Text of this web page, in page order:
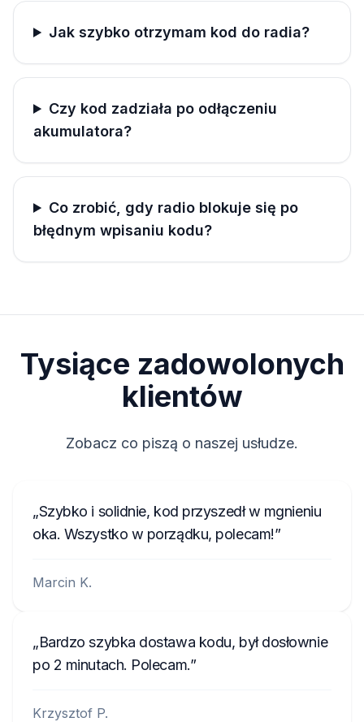
Jak szybko otrzymam kod do radia?
Czy kod zadziała po odłączeniu
akumulatora?
Co zrobić, gdy radio blokuje się po
błędnym wpisaniu kodu?
Tysiące zadowolonych
klientów
Zobacz co piszą o naszej usłudze.
Szybko i solidnie, kod przyszedł w mgnieniu
oka. Wszystko w porządku, polecam!
Marcin K.
Bardzo szybka dostawa kodu, był dosłownie
po 2 minutach. Polecam.
Krzysztof P.